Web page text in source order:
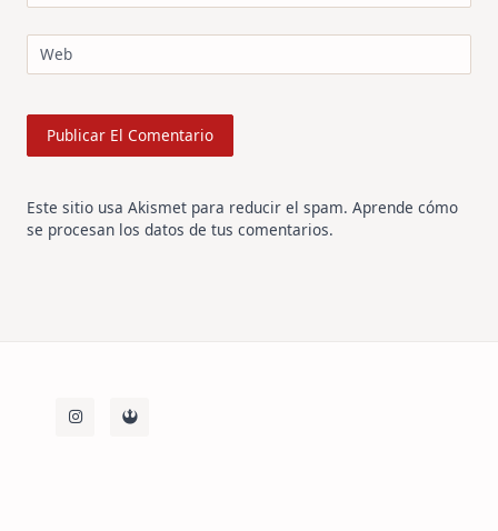
Web
Este sitio usa Akismet para reducir el spam. Aprende cómo
se procesan los datos de tus comentarios.